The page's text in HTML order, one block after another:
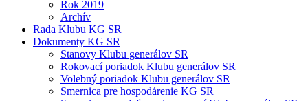
Rok 2019
Archív
Rada Klubu KG SR
Dokumenty KG SR
Stanovy Klubu generálov SR
Rokovací poriadok Klubu generálov SR
Volebný poriadok Klubu generálov SR
Smernica pre hospodárenie KG SR